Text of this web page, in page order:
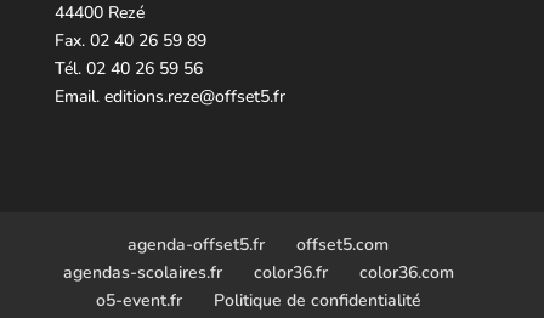
44400 Rezé
Fax. 02 40 26 59 89
Tél. 02 40 26 59 56
Email. editions.reze@offset5.fr
agenda-offset5.fr
offset5.com
agendas-scolaires.fr
color36.fr
color36.com
o5-event.fr
Politique de confidentialité